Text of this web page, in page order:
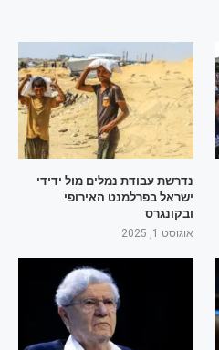
נדרשת עבודת נמלים מול ידידי
ישראל בפרלמנט האירופי
ובקונגרס
אוגוסט 1, 2025